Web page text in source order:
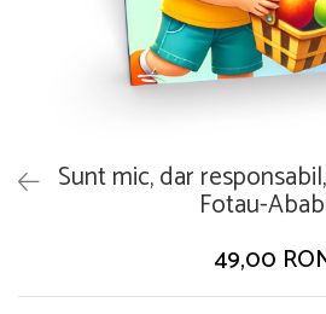
Sunt mic, dar
Fotau-
49,00